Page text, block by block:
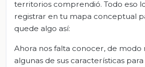
territorios comprendió. Todo eso
registrar en tu mapa conceptual
quede algo así:
Ahora nos falta conocer, de modo
algunas de sus características